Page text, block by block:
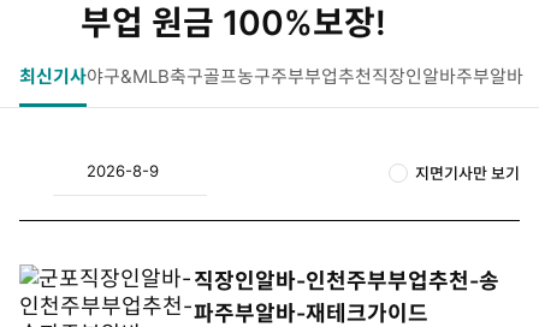
부업 원금 100%보장!
최신기사야구&MLB축구골프농구주부부업추천직장인알바주부알바
2026-8-9 지면기사만 보기
직장인알바-인천주부부업추천-송
파주부알바-재테크가이드